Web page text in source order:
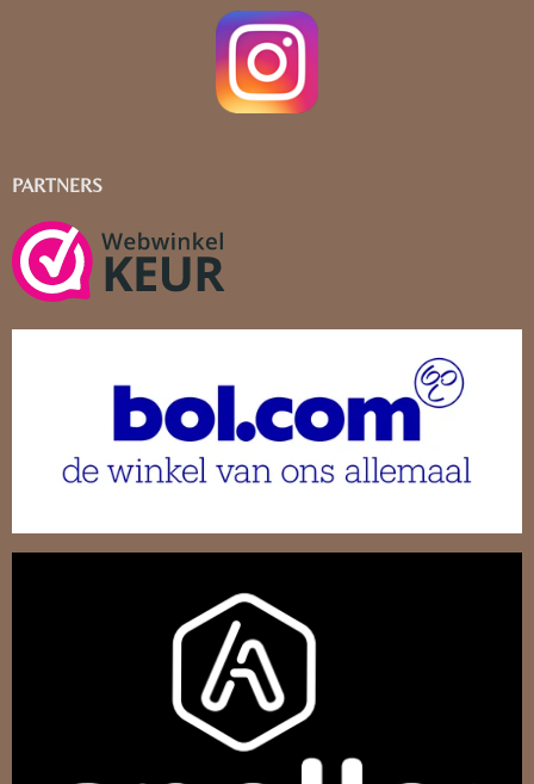
PARTNERS